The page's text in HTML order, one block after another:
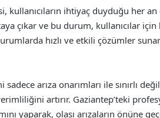
kullanıcıların ihtiyaç duyduğu her
çıkar ve bu durum, kullanıcılar
hızlı ve etkili çözümler
arıza onarımları ile sınırlı
artırır. Gaziantep’teki
yaparak, olası arızaların önüne